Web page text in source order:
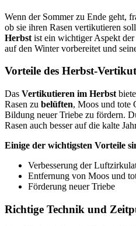
Wenn der Sommer zu Ende geht,
ob sie ihren Rasen vertikutieren
Herbst ist ein wichtiger Aspekt der
auf den Winter vorbereitet und
Vorteile des Herbst-
Das Vertikutieren im Herbst
Rasen zu belüften, Moos und tote
Bildung neuer Triebe zu fördern.
Rasen auch besser auf die kalte
Einige der wichtigsten Vorteile
Verbesserung der
Entfernung von Moos und
Förderung neuer Triebe
Richtige Technik und